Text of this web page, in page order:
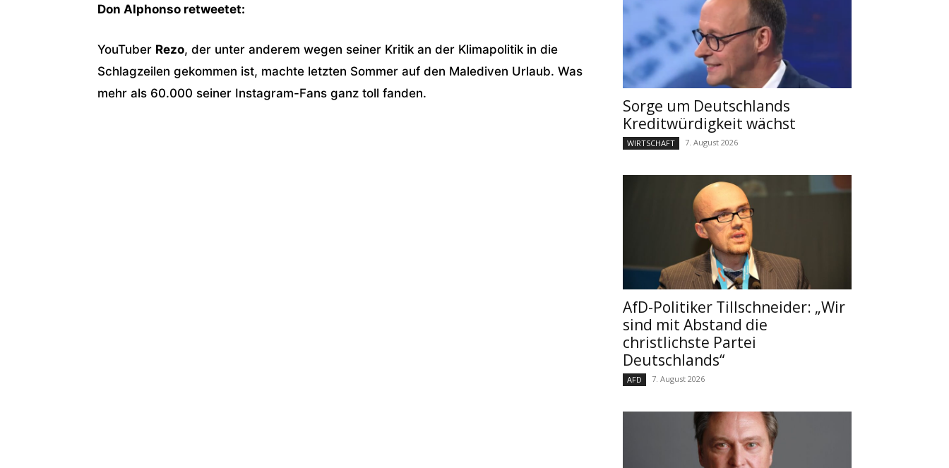
Don Alphonso retweetet:
YouTuber Rezo, der unter anderem wegen seiner Kritik an der Klimapolitik in die
Schlagzeilen gekommen ist, machte letzten Sommer auf den Malediven Urlaub. Was
mehr als 60.000 seiner Instagram-Fans ganz toll fanden.
Sorge um Deutschlands
Kreditwürdigkeit wächst
WIRTSCHAFT 7. August 2026
AfD-Politiker Tillschneider: „Wir
sind mit Abstand die
christlichste Partei
Deutschlands“
AFD 7. August 2026